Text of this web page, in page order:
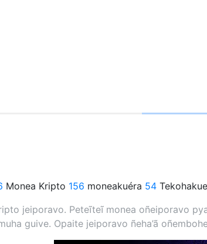
Monea Kripto 156 moneakuéra 54Tekohakue
jeiporavo. Peteĩteĩ monea oñeiporavo
guive. Opaite jeiporavo ñeha’ã